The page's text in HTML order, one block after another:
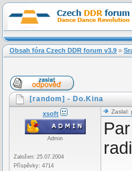
Obsah fóra Czech DDR forum v3.9 »
[random] - Do.Kina
xsoft
Admin
Založen: 25.07.2004
Příspěvky: 4714
Zaslal: